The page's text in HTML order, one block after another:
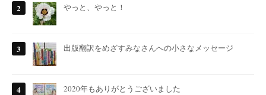
やっと、やっと！
出版翻訳をめざすみなさんへの小さなメッセージ
2020年もありがとうございました